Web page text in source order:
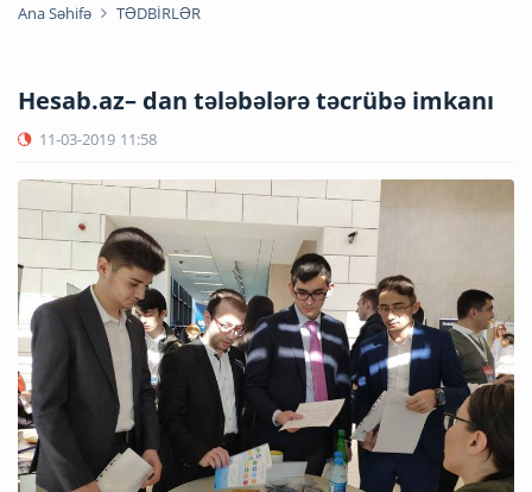
Ana Səhifə TƏDBİRLƏR
Hesab.az– dan tələbələrə təcrübə imkanı
11-03-2019 11:58